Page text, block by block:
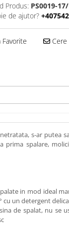
Produs: PS0019-
de ajutor?
Cere
s-ar putea
prima spalare,
in mod ideal
cu un detergent
de spalat, nu se